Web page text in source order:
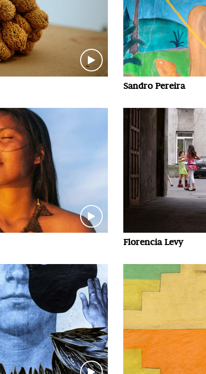
Sandro Pereira
Florencia Levy